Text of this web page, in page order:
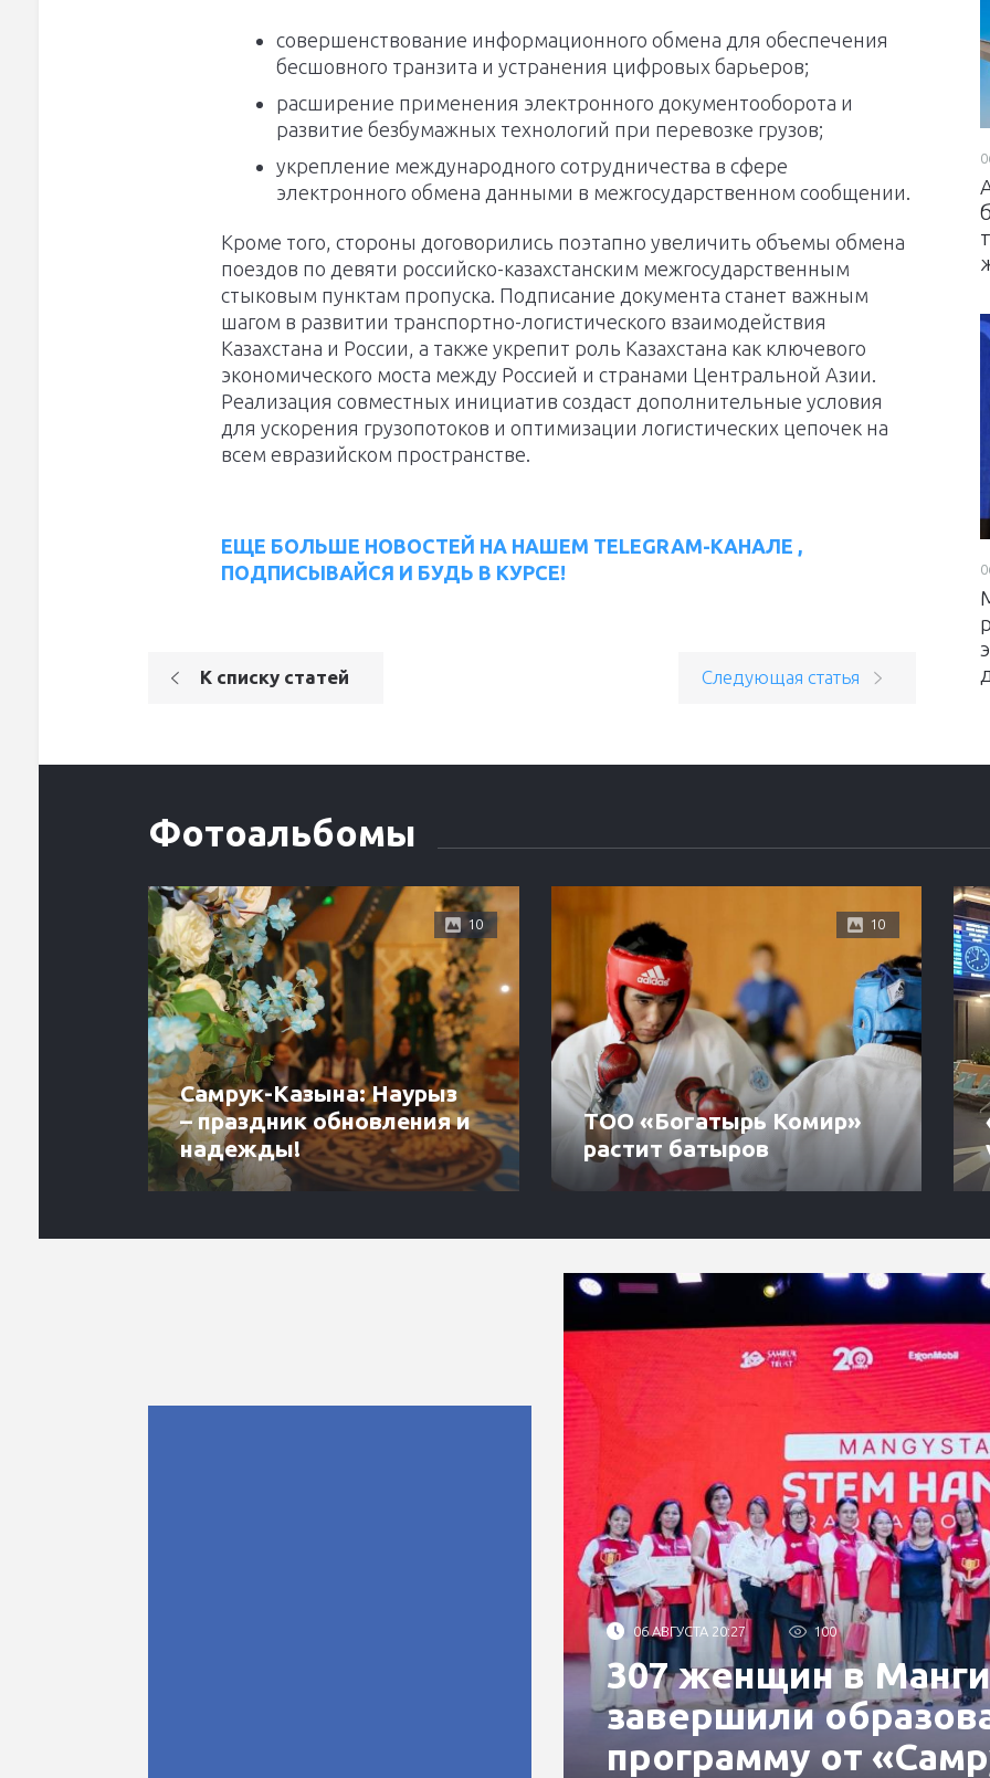
совершенствование информационного обмена для обеспечения
бесшовного транзита и устранения цифровых барьеров;
расширение применения электронного документооборота и
развитие безбумажных технологий при перевозке грузов;
укрепление международного сотрудничества в сфере
электронного обмена данными в межгосударственном сообщении.
Кроме того, стороны договорились поэтапно увеличить объемы обмена
поездов по девяти российско-казахстанским межгосударственным
стыковым пунктам пропуска. Подписание документа станет важным
шагом в развитии транспортно-логистического взаимодействия
Казахстана и России, а также укрепит роль Казахстана как ключевого
экономического моста между Россией и странами Центральной Азии.
Реализация совместных инициатив создаст дополнительные условия
для ускорения грузопотоков и оптимизации логистических цепочек на
всем евразийском пространстве.
ЕЩЕ БОЛЬШЕ НОВОСТЕЙ НА НАШЕМ TELEGRAM-КАНАЛЕ ,
ПОДПИСЫВАЙСЯ И БУДЬ В КУРСЕ!
К списку статей Следующая статья
Фотоальбомы
10
Самрук-Казына: Наурыз
– праздник обновления и
надежды!
10
ТОО «Богатырь Комир»
растит батыров
06 АВГУСТА 20:27 100
307 женщин в
завершили
программу от